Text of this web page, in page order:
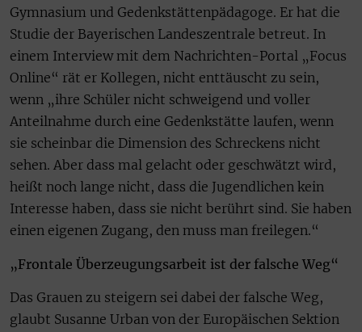
Gymnasium und Gedenkstättenpädagoge. Er hat die
Studie der Bayerischen Landeszentrale betreut. In
einem Interview mit dem Nachrichten-Portal „Focus
Online“ rät er Kollegen, nicht enttäuscht zu sein,
wenn „ihre Schüler nicht schweigend und voller
Anteilnahme durch eine Gedenkstätte laufen, wenn
sie scheinbar die Dimension des Schreckens nicht
sehen. Aber dass mal gelacht oder geschwätzt wird,
heißt noch lange nicht, dass die Jugendlichen kein
Interesse haben, dass sie nicht berührt sind. Sie haben
einen eigenen Zugang, den muss man freilegen.“
„Frontale Überzeugungsarbeit ist der falsche Weg“
Das Grauen zu steigern sei dabei der falsche Weg,
glaubt Susanne Urban von der Europäischen Sektion